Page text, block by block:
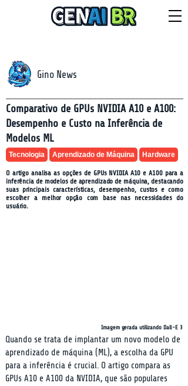
Gino News
Comparativo de GPUs NVIDIA A10 e A100:
Desempenho e Custo na Inferência de
Modelos ML
Tecnologia Aprendizado de Máquina Hardware
O artigo analisa as opções de GPUs NVIDIA A10 e A100 para a
inferência de modelos de aprendizado de máquina, destacando
suas principais características, desempenho, custos e como
escolher a melhor opção com base nas necessidades do
usuário.
Imagem gerada utilizando Dall-E 3
Quando se trata de implantar um novo modelo de
aprendizado de máquina (ML), a escolha da GPU
para a inferência é crucial. O artigo compara as
GPUs A10 e A100 da NVIDIA, que são populares